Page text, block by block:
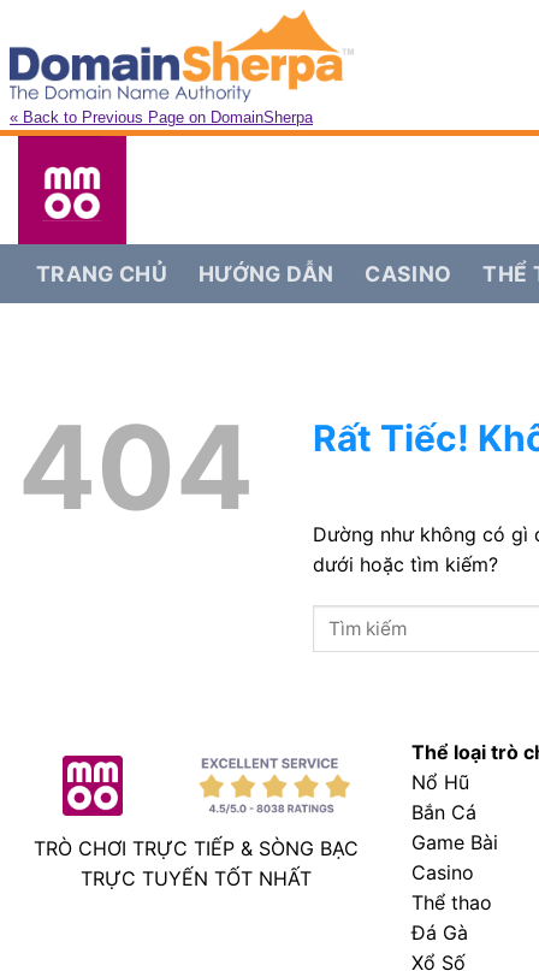
« Back to Previous Page on DomainSherpa